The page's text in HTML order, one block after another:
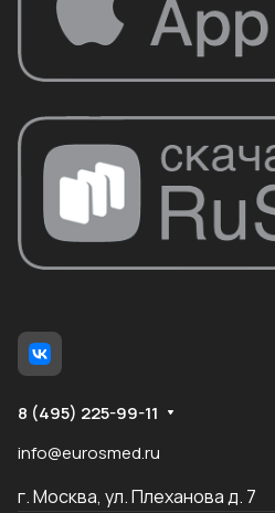
8 (495) 225-99-11
info@eurosmed.ru
г. Москва, ул. Плеханова д. 7